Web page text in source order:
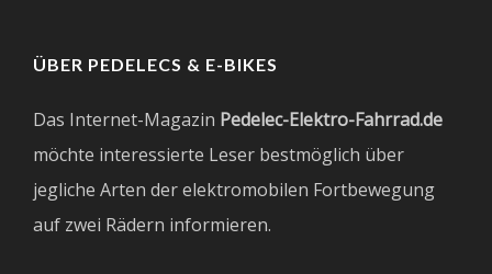
ÜBER PEDELECS & E-BIKES
Das Internet-Magazin Pedelec-Elektro-Fahrrad.de
möchte interessierte Leser bestmöglich über
jegliche Arten der elektromobilen Fortbewegung
auf zwei Rädern informieren.